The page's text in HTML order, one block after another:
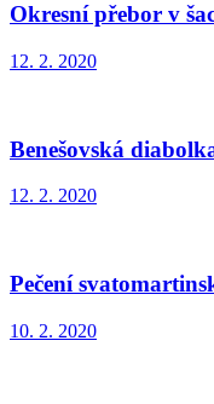
Okresní přebor v
12. 2. 2020
Benešovská
12. 2. 2020
Pečení
10. 2. 2020